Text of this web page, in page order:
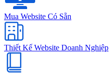
Mua Website Có Sẵn
Thiết Kế Website Doanh Nghiệp